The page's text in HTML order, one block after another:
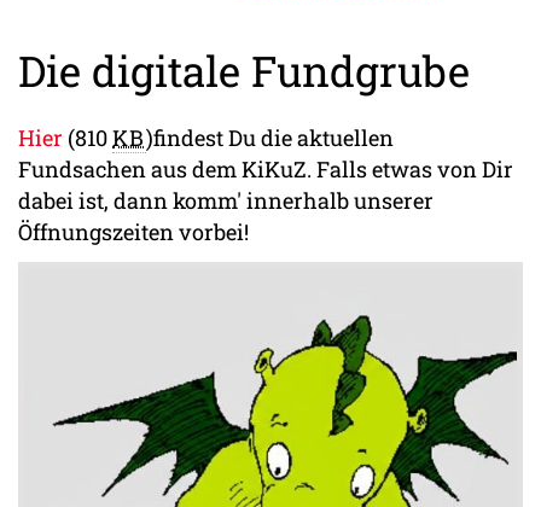
Die digitale Fundgrube
Hier (810KB)findest Du die aktuellen
Fundsachen aus dem KiKuZ. Falls etwas von Dir
dabei ist, dann komm' innerhalb unserer
Öffnungszeiten vorbei!